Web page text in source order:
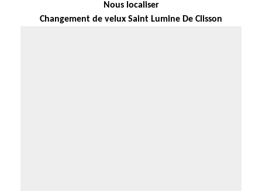
Nous localiser
Changement de velux Saint Lumine De Clisson